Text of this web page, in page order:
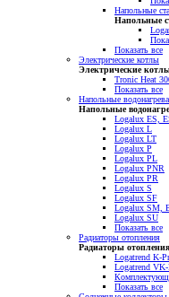
Напольные
Напольные
Показать все
Электрические котлы
Электрические
Tronic Heat
Показать все
Напольные
Напольные
Logalux ES,
Logalux L
Logalux LT
Logalux P
Logalux PL
Logalux PNR
Logalux PR
Logalux S
Logalux SF
Logalux SM,
Logalux SU
Показать все
Радиаторы отопления
Радиаторы отопления
Logatrend K-
Logatrend
Показать все